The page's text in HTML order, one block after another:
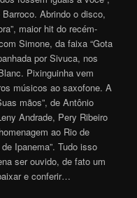
Abrindo o disco,
maior hit do recém-
Simone, da faixa “Gota
por Sivuca, nos
Pixinguinha vem
músicos ao saxofone. A
mãos”, de Antônio
Andrade, Pery Ribeiro
ao Rio de
Ipanema”. Tudo isso
ser ouvido, de fato um
e conferir…